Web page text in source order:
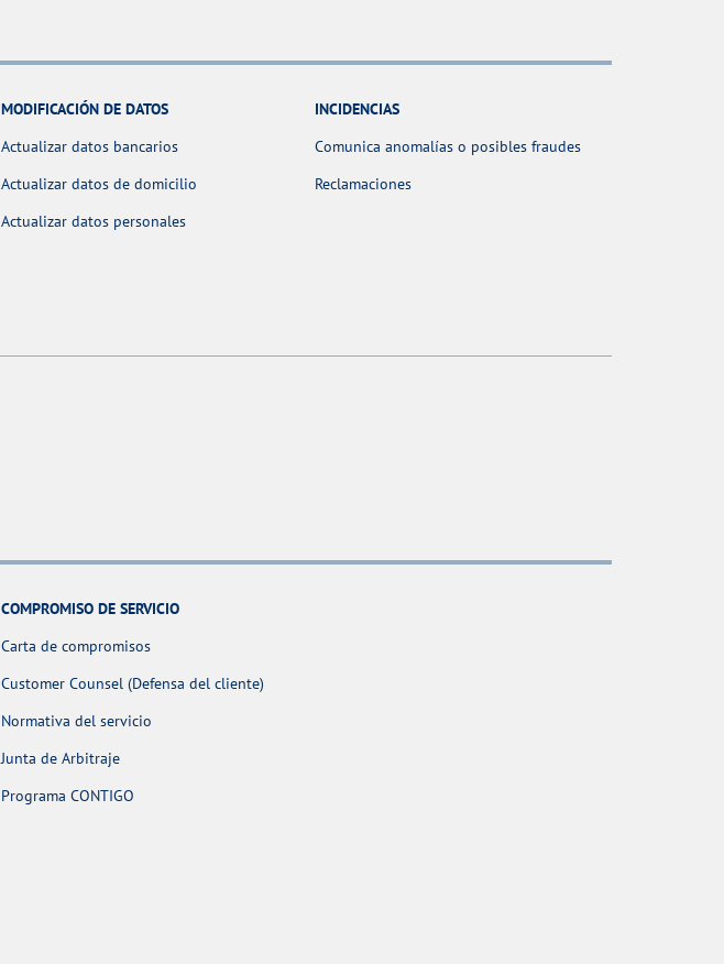
MODIFICACIÓN DE DATOS
Actualizar datos bancarios
Actualizar datos de domicilio
Actualizar datos personales
INCIDENCIAS
Comunica anomalías o posibles fraudes
Reclamaciones
COMPROMISO DE SERVICIO
Carta de compromisos
Customer Counsel (Defensa del cliente)
Normativa del servicio
Junta de Arbitraje
Programa CONTIGO